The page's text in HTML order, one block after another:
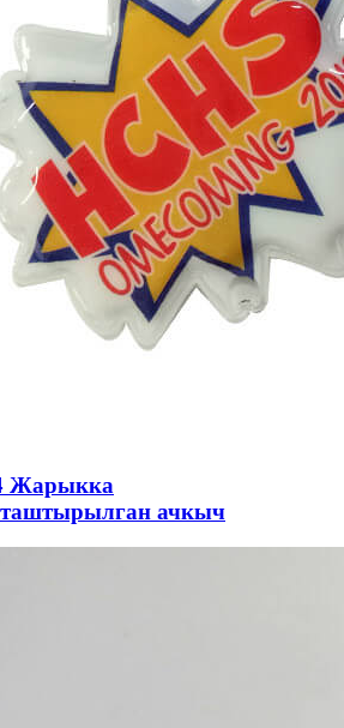
Жарыкка
ачкыч